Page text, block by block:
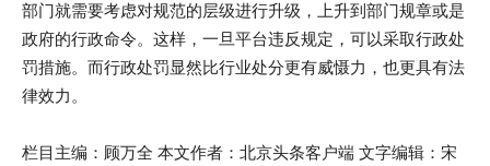
部门就需要考虑对规范的层级进行升级，上升到部门规章或是
政府的行政命令。这样，一旦平台违反规定，可以采取行政处
罚措施。而行政处罚显然比行业处分更有威慑力，也更具有法
律效力。
栏目主编：顾万全 本文作者：北京头条客户端 文字编辑：宋